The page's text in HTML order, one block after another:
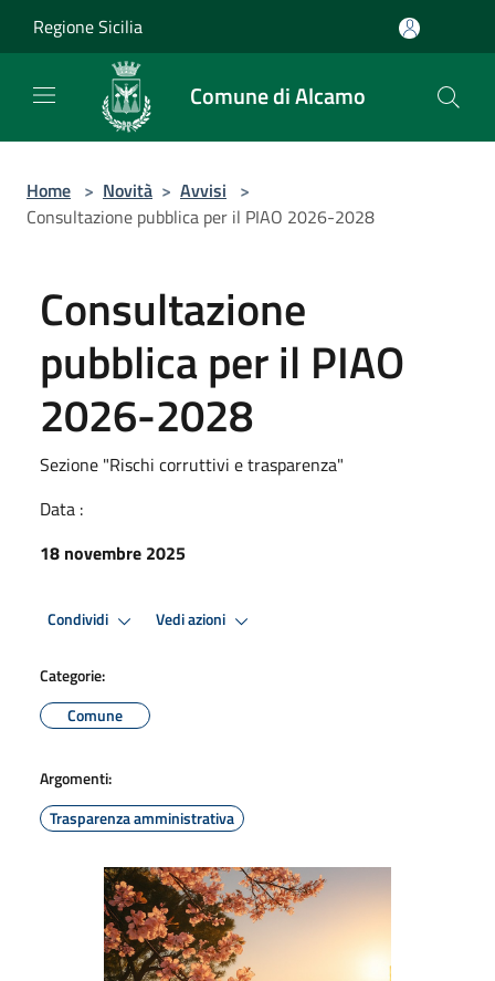
Regione Sicilia
Comune di Alcamo
Home > Novità > Avvisi >
Consultazione pubblica per il PIAO 2026-2028
Consultazione
pubblica per il PIAO
2026-2028
Sezione "Rischi corruttivi e trasparenza"
Data :
18 novembre 2025
Condividi Vedi azioni
Categorie:
Comune
Argomenti:
Trasparenza amministrativa